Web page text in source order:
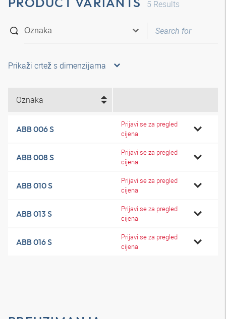
5 Results
Prikaži crtež s dimenzijama
Oznaka
ABB 006 S
Prijavi se za pregled
cijena
ABB 008 S
Prijavi se za pregled
cijena
ABB 010 S
Prijavi se za pregled
cijena
ABB 013 S
Prijavi se za pregled
cijena
ABB 016 S
Prijavi se za pregled
cijena